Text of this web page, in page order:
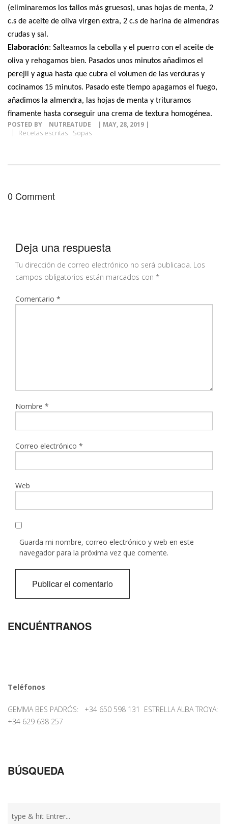
(eliminaremos los tallos más gruesos), unas hojas de menta, 2
c.s de aceite de oliva virgen extra, 2 c.s de harina de almendras
crudas y sal.
Elaboración: Salteamos la cebolla y el puerro con el aceite de
oliva y rehogamos bien. Pasados unos minutos añadimos el
perejil y agua hasta que cubra el volumen de las verduras y
cocinamos 15 minutos. Pasado este tiempo apagamos el fuego,
añadimos la almendra, las hojas de menta y trituramos
finamente hasta conseguir una crema de textura homogénea.
POSTED BY NUTREATUDE | MAY, 28, 2019 |
Recetas escritas Sopas
0 Comment
Deja una respuesta
Tu dirección de correo electrónico no será publicada. Los
campos obligatorios están marcados con *
Comentario *
Nombre *
Correo electrónico *
Web
Guarda mi nombre, correo electrónico y web en este
navegador para la próxima vez que comente.
ENCUÉNTRANOS
Teléfonos
GEMMA BES PADRÓS: +34 650 598 131 ESTRELLA ALBA TROYA:
+34 629 638 257
BÚSQUEDA